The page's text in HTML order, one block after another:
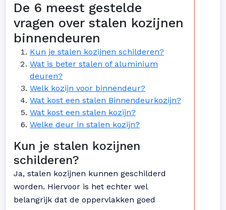
De 6 meest gestelde
vragen over stalen kozijnen
binnendeuren
Kun je stalen kozijnen schilderen?
Wat is beter stalen of aluminium
deuren?
Welk kozijn voor binnendeur?
Wat kost een stalen Binnendeurkozijn?
Wat kost een stalen kozijn?
Welke deur in stalen kozijn?
Kun je stalen kozijnen
schilderen?
Ja, stalen kozijnen kunnen geschilderd
worden. Hiervoor is het echter wel
belangrijk dat de oppervlakken goed